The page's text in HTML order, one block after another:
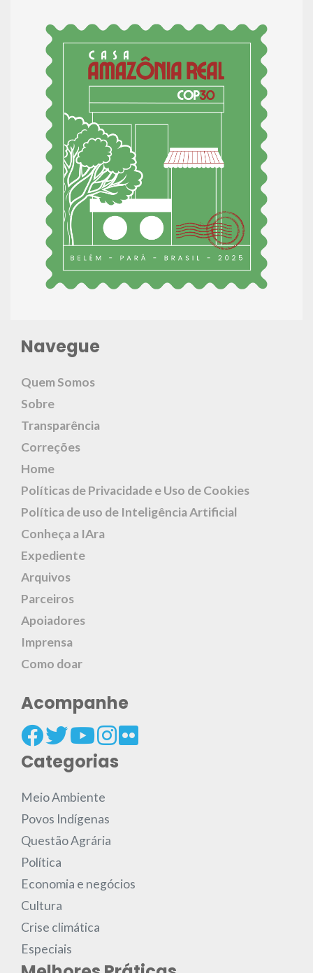
Navegue
Quem Somos
Sobre
Transparência
Correções
Home
Políticas de Privacidade e Uso de Cookies
Política de uso de Inteligência Artificial
Conheça a IAra
Expediente
Arquivos
Parceiros
Apoiadores
Imprensa
Como doar
Acompanhe
Categorias
Meio Ambiente
Povos Indígenas
Questão Agrária
Política
Economia e negócios
Cultura
Crise climática
Especiais